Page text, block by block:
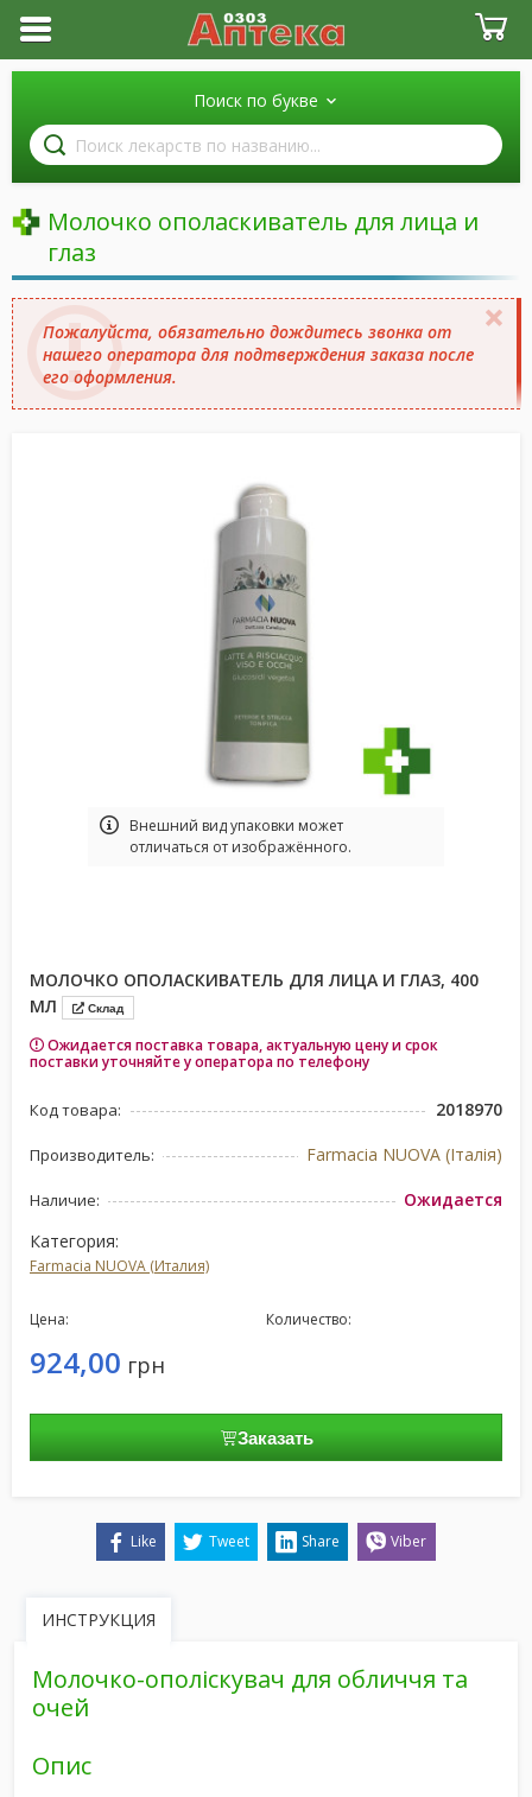
Поиск по букве
Поиск
лекарств
по
Молочко ополаскиватель для лица и
глаз
Пожалуйста, обязательно дождитесь звонка от
нашего оператора для подтверждения заказа после
его оформления.
Bнешний вид упаковки может
отличаться от изображённого.
МОЛОЧКО ОПОЛАСКИВАТЕЛЬ ДЛЯ ЛИЦА И ГЛАЗ, 400
МЛ
Склад
Ожидается поставка товара, актуальную цену и срок
поставки уточняйте у оператора по телефону
Код товара: 2018970
Производитель: Farmacia NUOVA (Італія)
Наличие:
Ожидается
Категория:
Farmacia NUOVA (Италия)
Цена:
924,00 грн
Количество:
Заказать
Like Tweet Share Viber
ИНСТРУКЦИЯ
Молочко-ополіскувач для обличчя та
очей
Опис